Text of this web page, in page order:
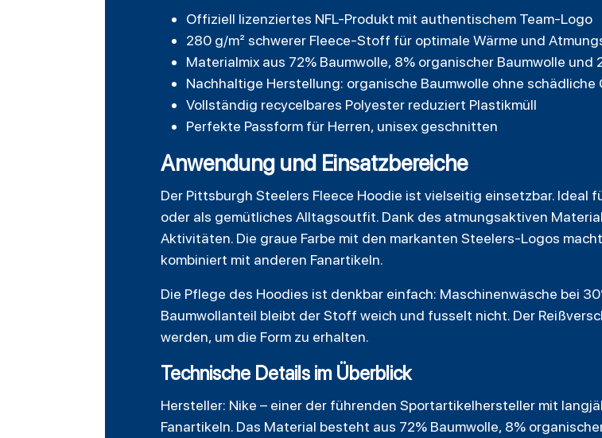
Offiziell lizenziertes NFL-Produkt mit authentischem Team-Logo
280 g/m² schwerer Fleece-Stoff für optimale Wärme und
Materialmix aus 72% Baumwolle, 8% organischer Baumwolle und
Nachhaltige Herstellung: organische Baumwolle ohne schädliche
Vollständig recycelbares Polyester reduziert Plastikmüll
Perfekte Passform für Herren, unisex geschnitten
Anwendung und Einsatzbereiche
Der Pittsburgh Steelers Fleece Hoodie ist vielseitig einsetzbar. Ideal
oder als gemütliches Alltagsoutfit. Dank des atmungsaktiven
Aktivitäten. Die graue Farbe mit den markanten Steelers-Logos
kombiniert mit anderen Fanartikeln.
Die Pflege des Hoodies ist denkbar einfach: Maschinenwäsche bei
Baumwollanteil bleibt der Stoff weich und fusselt nicht. Der
werden, um die Form zu erhalten.
Technische Details im Überblick
Hersteller: Nike – einer der führenden Sportartikelhersteller mit
Fanartikeln. Das Material besteht aus 72% Baumwolle, 8%